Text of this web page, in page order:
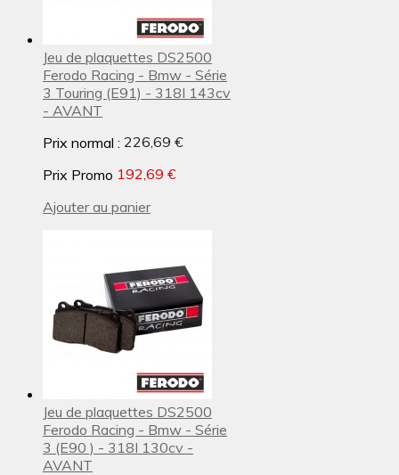
Jeu de plaquettes DS2500
Ferodo Racing - Bmw - Série
3 Touring (E91) - 318I 143cv
- AVANT
Prix normal : 226,69 €
Prix Promo 192,69 €
Ajouter au panier
Jeu de plaquettes DS2500
Ferodo Racing - Bmw - Série
3 (E90 ) - 318I 130cv -
AVANT